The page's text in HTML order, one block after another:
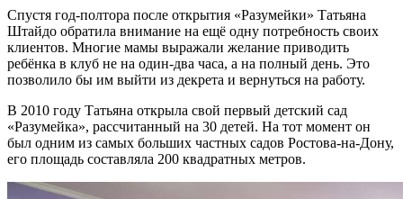
Спустя год-полтора после открытия «Разумейки» Татьяна
Штайдо обратила внимание на ещё одну потребность своих
клиентов. Многие мамы выражали желание приводить
ребёнка в клуб не на один-два часа, а на полный день. Это
позволило бы им выйти из декрета и вернуться на работу.
В 2010 году Татьяна открыла свой первый детский сад
«Разумейка», рассчитанный на 30 детей. На тот момент он
был одним из самых больших частных садов Ростова-на-Дону,
его площадь составляла 200 квадратных метров.